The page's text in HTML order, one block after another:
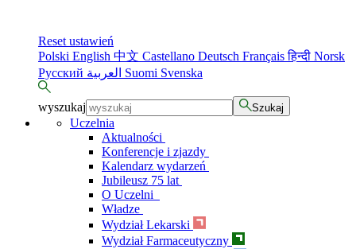
Reset ustawień
Polski English 中文 Castellano Deutsch Françaisहिन्दी Norsk
Русский
Suomi Svenska
wyszukaj Szukaj
Uczelnia
Aktualności
Konferencje i zjazdy
Kalendarz wydarzeń
Jubileusz 75 lat
O Uczelni
Władze
Wydział Lekarski
Wydział Farmaceutyczny